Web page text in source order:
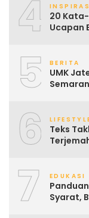
4
20
Ucapan
5 BERITA
UMK
6
Teks
7 EDUKASI
Syarat,